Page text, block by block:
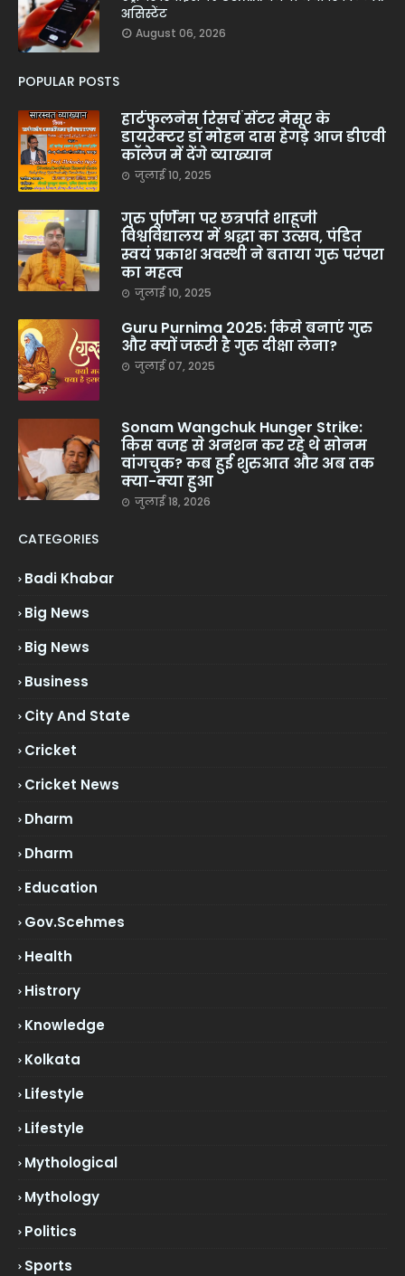
असिस्टेंट
August 06, 2026
POPULAR POSTS
हार्टफुलनेस रिसर्च सेंटर मैसूर के
डायरेक्टर डॉ मोहन दास हेगड़े आज डीएवी
कॉलेज में देंगे व्याख्यान
जुलाई 10, 2025
गुरु पूर्णिमा पर छत्रपति शाहूजी
विश्वविद्यालय में श्रद्धा का उत्सव, पंडित
स्वयं प्रकाश अवस्थी ने बताया गुरु परंपरा
का महत्व
जुलाई 10, 2025
Guru Purnima 2025: किसे बनाएं गुरु
और क्यों जरूरी है गुरु दीक्षा लेना?
जुलाई 07, 2025
Sonam Wangchuk Hunger Strike:
किस वजह से अनशन कर रहे थे सोनम
वांगचुक? कब हुई शुरुआत और अब तक
क्या-क्या हुआ
जुलाई 18, 2026
CATEGORIES
Badi Khabar
Big News
Big News
Business
City And State
Cricket
Cricket News
Dharm
Dharm
Education
Gov.scehmes
Health
Histrory
Knowledge
Kolkata
Lifestyle
Lifestyle
Mythological
Mythology
Politics
Sports